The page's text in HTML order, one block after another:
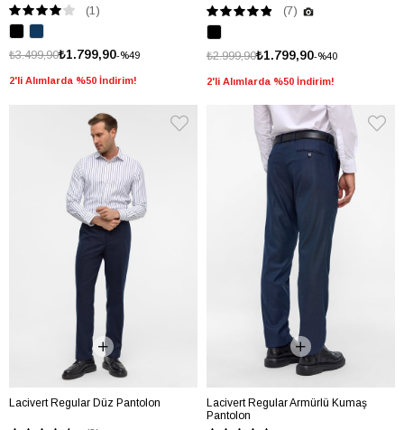
(1)
%49
₺1.799,90
₺3.499,90
2'li Alımlarda %50 İndirim!
(7)
%40
₺1.799,90
₺2.999,90
2'li Alımlarda %50 İndirim!
Lacivert Regular Düz Pantolon
Lacivert Regular Armürlü Kumaş
Pantolon